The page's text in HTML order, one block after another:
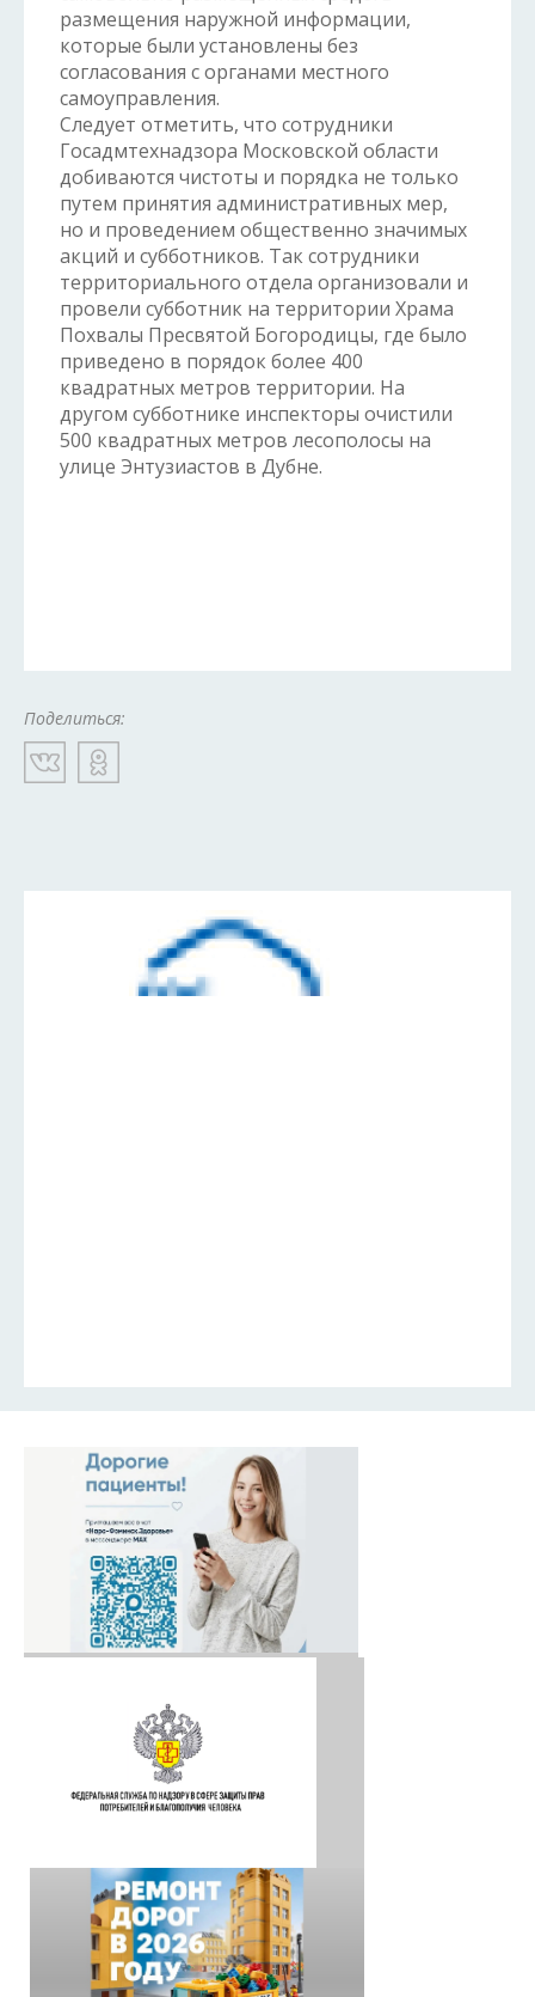
размещения наружной информации,
которые были установлены без
согласования с органами местного
самоуправления.
Следует отметить, что сотрудники
Госадмтехнадзора Московской области
добиваются чистоты и порядка не только
путем принятия административных мер,
но и проведением общественно значимых
акций и субботников. Так сотрудники
территориального отдела организовали и
провели субботник на территории Храма
Похвалы Пресвятой Богородицы, где было
приведено в порядок более 400
квадратных метров территории. На
другом субботнике инспекторы очистили
500 квадратных метров лесополосы на
улице Энтузиастов в Дубне.
Поделиться: